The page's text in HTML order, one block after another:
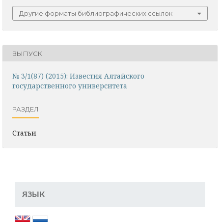
Другие форматы библиографических ссылок
ВЫПУСК
№ 3/1(87) (2015): Известия Алтайского
государственного университета
РАЗДЕЛ
Статьи
ЯЗЫК